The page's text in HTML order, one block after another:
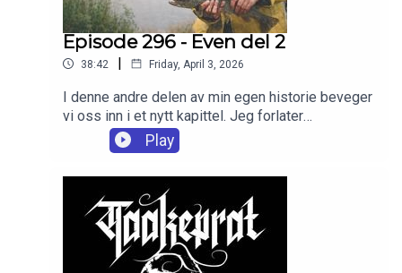
Episode 296 - Even del 2
38:42 | Friday, April 3, 2026
I denne andre delen av min egen historie beveger
vi oss inn i et nytt kapittel. Jeg forlater
gravferdsetaten og trer inn i arbeidslivet for alvor,
med en voksende følelse av frihet – og et behov
for å forme min egen vei.Dette er en tid preget av
muligheter, men også av møter med mennesker
og miljøer som setter spor. Transportbransjen
åpner seg, og med den et galleri av karakterer og
erfaringer som både fascinerer og
utfordrer.Samtidig ligger musikken der som en
Play